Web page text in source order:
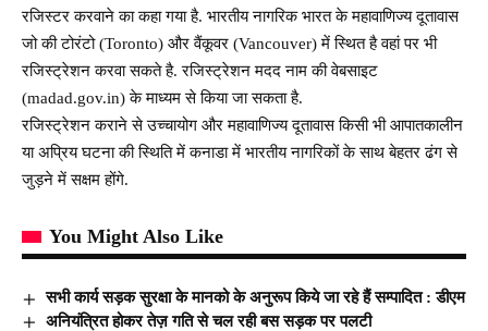
रजिस्टर करवाने का कहा गया है. भारतीय नागरिक भारत के महावाणिज्य दूतावास
जो की टोरंटो (Toronto) और वैंकूवर (Vancouver) में स्थित है वहां पर भी
रजिस्ट्रेशन करवा सकते है. रजिस्ट्रेशन मदद नाम की वेबसाइट
(madad.gov.in) के माध्यम से किया जा सकता है.
रजिस्ट्रेशन कराने से उच्चायोग और महावाणिज्य दूतावास किसी भी आपातकालीन
या अप्रिय घटना की स्थिति में कनाडा में भारतीय नागरिकों के साथ बेहतर ढंग से
जुड़ने में सक्षम होंगे.
You Might Also Like
सभी कार्य सड़क सुरक्षा के मानको के अनुरूप किये जा रहे हैं सम्पादित : डीएम
अनियंत्रित होकर तेज़ गति से चल रही बस सड़क पर पलटी